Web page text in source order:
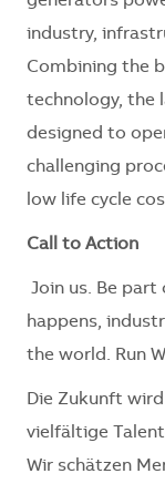
industry,
Combining the
technology, the
designed to
challenging
low life cycle
Call to Action
Join us. Be
happens,
the world. Run
Die Zukunft
vielfältige
Wir schätzen